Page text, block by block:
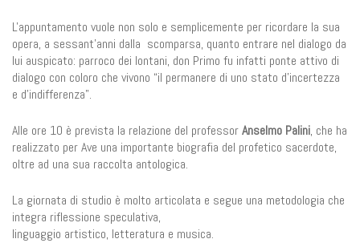
L'appuntamento vuole non solo e semplicemente per ricordare la sua
opera, a sessant'anni dalla scomparsa, quanto entrare nel dialogo da
lui auspicato: parroco dei lontani, don Primo fu infatti ponte attivo di
dialogo con coloro che vivono “il permanere di uno stato d’incertezza
e d’indifferenza”.
Alle ore 10 è prevista la relazione del professorAnselmo Palini, che ha
realizzato per Ave una importante biografia del profetico sacerdote,
oltre ad una sua raccolta antologica.
La giornata di studio è molto articolata e segue una metodologia che
integra riflessione speculativa,
linguaggio artistico, letteratura e musica.